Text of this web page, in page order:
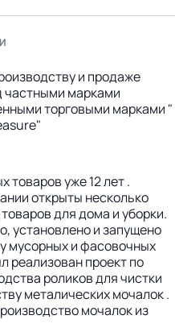
и продаже
частными марками
торговыми марками "
товаров уже 12 лет .
открыты несколько
для дома и уборки.
установлено и запущено
мусорных и фасовочных
реализован проект по
роликов для чистки
металических мочалок .
мочалок из